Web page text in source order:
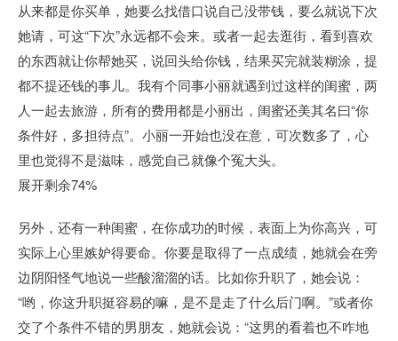
从来都是你买单，她要么找借口说自己没带钱，要么就说下次
她请，可这“下次”永远都不会来。或者一起去逛街，看到喜欢
的东西就让你帮她买，说回头给你钱，结果买完就装糊涂，提
都不提还钱的事儿。我有个同事小丽就遇到过这样的闺蜜，两
人一起去旅游，所有的费用都是小丽出，闺蜜还美其名曰“你
条件好，多担待点”。小丽一开始也没在意，可次数多了，心
里也觉得不是滋味，感觉自己就像个冤大头。
展开剩余74%
另外，还有一种闺蜜，在你成功的时候，表面上为你高兴，可
实际上心里嫉妒得要命。你要是取得了一点成绩，她就会在旁
边阴阳怪气地说一些酸溜溜的话。比如你升职了，她会说：
“哟，你这升职挺容易的嘛，是不是走了什么后门啊。”或者你
交了个条件不错的男朋友，她就会说：“这男的看着也不咋地